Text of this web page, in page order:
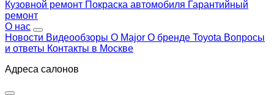
Кузовной ремонт Покраска автомобиля Гарантийный
ремонт
О нас
Новости Видеообзоры О Major О бренде Toyota Вопросы
и ответы Контакты в Москве
Адреса салонов